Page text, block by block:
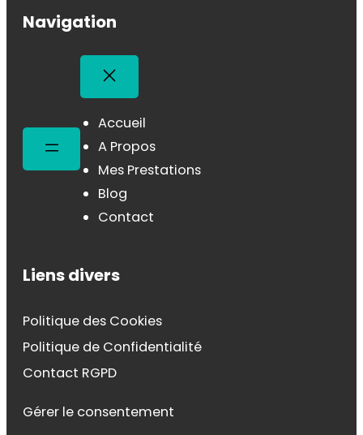
Navigation
Accueil
A Propos
Mes Prestations
Blog
Contact
Liens divers
Politique des Cookies
Politique de Confidentialité
Contact RGPD
Gérer le consentement